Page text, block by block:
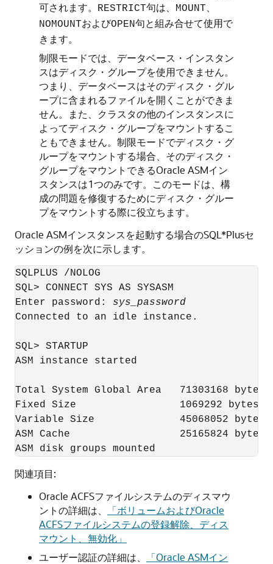
可されます。
RESTRICT句は、 MOUNT
NOMOUNTおよびOPEN句と組み合せて使用で
きます。
制限モードでは、データベース・インスタン
スはディスク・グループを使用できません。
つまり、データベースはそのディスク・グル
ープに含まれるファイルを開くことができま
せん。また、クラスタの他のインスタンスに
よってディスク・グループをマウントするこ
ともできません。制限モードでディスク・グ
ループをマウントする場合、そのディスク・
グループをマウントできるOracle ASMイン
スタンスは1つのみです。このモードは、構
成の問題を修復するためにディスク・グルー
プをマウントする際に役立ちます。
Oracle ASMインスタンスを起動する場合のSQL*Plusセ
ッションの例を次に示します。
SQLPLUS /NOLOG
SQL> CONNECT SYS AS SYSASM
Enter password: sys_password
Connected to an idle instance.
SQL> STARTUP
ASM instance started
Total System Global Area   71303168 bytes
Fixed Size                 1069292 bytes
Variable Size              45068052 bytes
ASM Cache                  25165824 bytes
ASM disk groups mounted
関連項目:
Oracle ACFSファイルシステムのディスマウ
ントの詳細は、
「ボリュームおよびOracle
ACFSファイルシステムの登録解除、ディス
マウント、無効化」
ユーザー認証の詳細は、
「Oracle ASMイン